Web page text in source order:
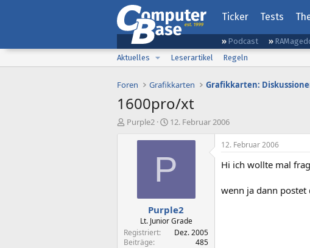
Ticker Tests
Podcast
Aktuelles
Leserartikel Regeln
Foren Grafikkarten Grafikkarten:
1600pro/xt
E
Purple2
E
s
e
t
a
m
12. Februar 2006
P
Purple2
Lt. Junior Grade
Registriert
Dez. 2005
Beiträge
485
12. Februar 2006
Hi ich wollte mal
wenn ja dann postet